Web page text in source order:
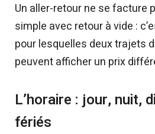
Un aller-retour ne se facture
simple avec retour à vide :
pour lesquelles deux trajets
peuvent afficher un prix
L’horaire : jour, nuit,
fériés